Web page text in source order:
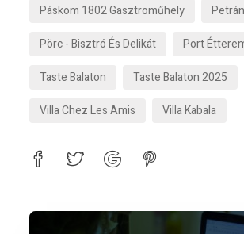
Páskom 1802 Gasztroműhely
Pörc - Bisztró És Delikát
Port
Taste Balaton
Taste Balaton 2025
Villa Chez Les Amis
Villa Kabala